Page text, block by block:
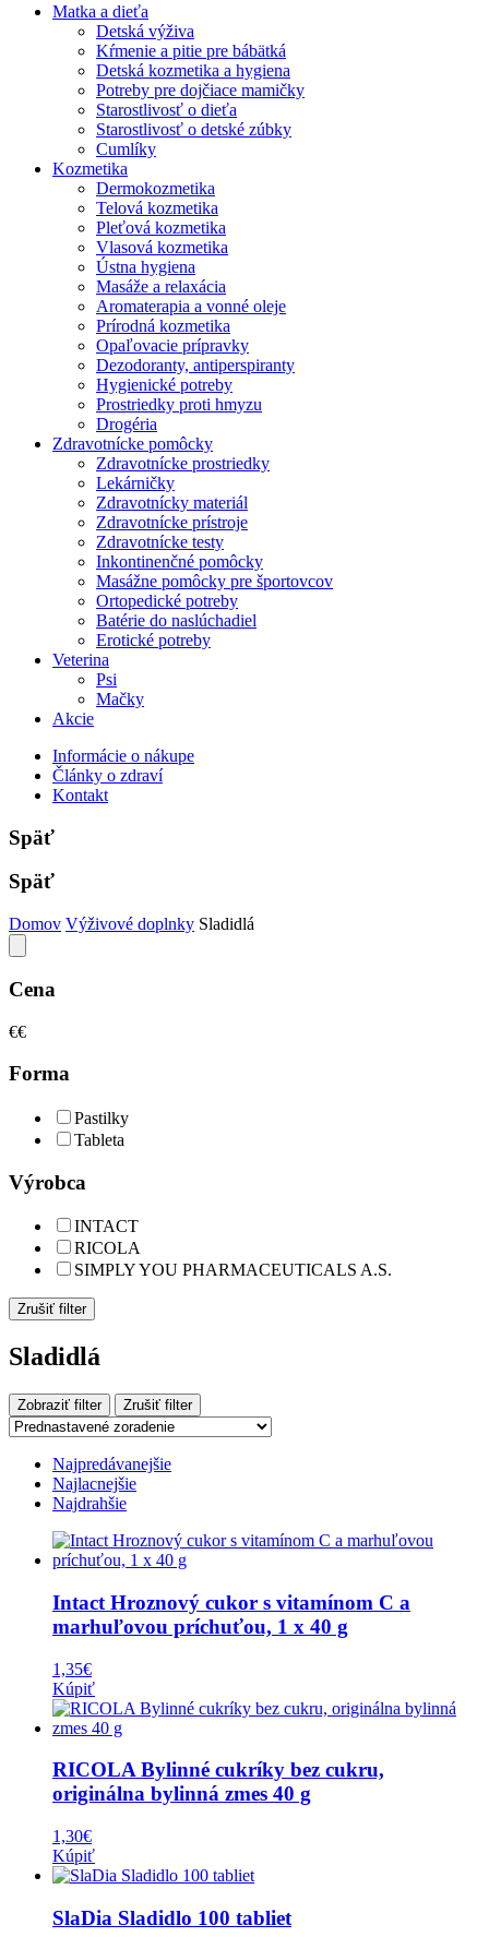
Matka a dieťa
Detská výživa
Kŕmenie a pitie pre bábätká
Detská kozmetika a hygiena
Potreby pre dojčiace mamičky
Starostlivosť o dieťa
Starostlivosť o detské zúbky
Cumlíky
Kozmetika
Dermokozmetika
Telová kozmetika
Pleťová kozmetika
Vlasová kozmetika
Ústna hygiena
Masáže a relaxácia
Aromaterapia a vonné oleje
Prírodná kozmetika
Opaľovacie prípravky
Dezodoranty, antiperspiranty
Hygienické potreby
Prostriedky proti hmyzu
Drogéria
Zdravotnícke pomôcky
Zdravotnícke prostriedky
Lekárničky
Zdravotnícky materiál
Zdravotnícke prístroje
Zdravotnícke testy
Inkontinenčné pomôcky
Masážne pomôcky pre športovcov
Ortopedické potreby
Batérie do naslúchadiel
Erotické potreby
Veterina
Psi
Mačky
Akcie
Informácie o nákupe
Články o zdraví
Kontakt
Späť
Späť
Domov Výživové doplnky Sladidlá
Cena
€€
Forma
Pastilky
Tableta
Výrobca
INTACT
RICOLA
SIMPLY YOU PHARMACEUTICALS A.S.
Zrušiť filter
Sladidlá
Zobraziť filter Zrušiť filter
Najpredávanejšie
Najlacnejšie
Najdrahšie
Intact Hroznový cukor s vitamínom C a
marhuľovou príchuťou, 1 x 40 g
1,35€
Kúpiť
RICOLA Bylinné cukríky bez cukru,
originálna bylinná zmes 40 g
1,30€
Kúpiť
SlaDia Sladidlo 100 tabliet